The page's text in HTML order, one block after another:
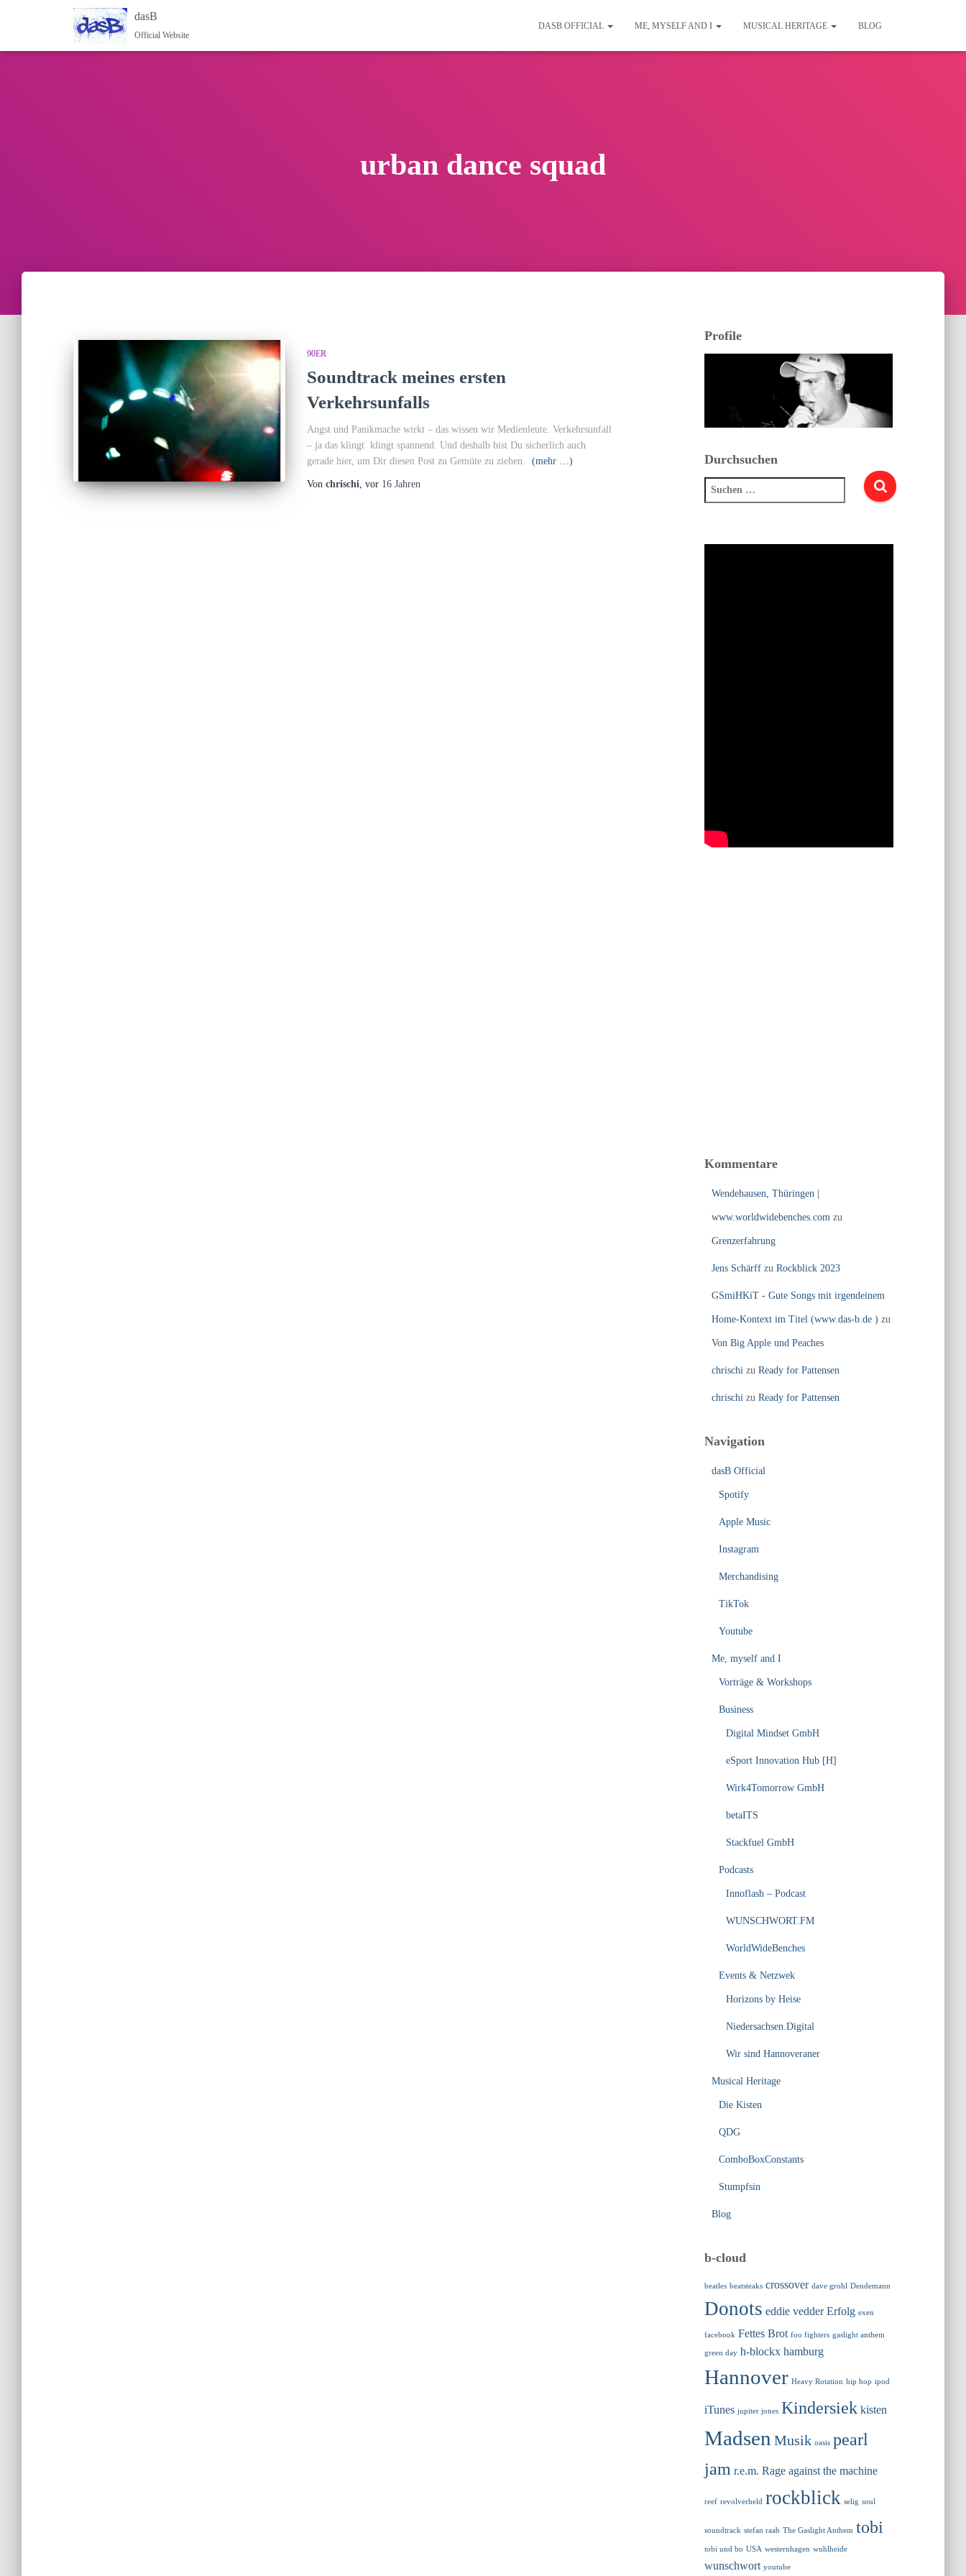
dasB
Official Website
DASB OFFICIAL ME, MYSELF AND I MUSICAL HERITAGE BLOG
urban dance squad
90ER
Soundtrack meines ersten
Verkehrsunfalls
Angst und Panikmache wirkt – das wissen wir Medienleute. Verkehrsunfall
– ja das klingt klingt spannend. Und deshalb bist Du sicherlich auch
gerade hier, um Dir diesen Post zu Gemüte zu ziehen.
(mehr …)
Von chrischi, vor 16 Jahren
Profile
Durchsuchen
Suchen
nach:
Kommentare
Wendehausen, Thüringen |
www.worldwidebenches.com zu
Grenzerfahrung
Jens Schärffzu Rockblick 2023
GSmiHKiT - Gute Songs mit irgendeinem
Home-Kontext im Titel (www.das-b.de ) zu
Von Big Apple und Peaches
chrischi zu Ready for Pattensen
chrischi zu Ready for Pattensen
Navigation
dasB Official
Spotify
Apple Music
Instagram
Merchandising
TikTok
Youtube
Me, myself and I
Vorträge & Workshops
Business
Digital Mindset GmbH
eSport Innovation Hub [H]
Wirk4Tomorrow GmbH
betaITS
Stackfuel GmbH
Podcasts
Innoflash – Podcast
WUNSCHWORT.FM
WorldWideBenches
Events & Netzwek
Horizons by Heise
Niedersachsen.Digital
Wir sind Hannoveraner
Musical Heritage
Die Kisten
QDG
ComboBoxConstants
Stumpfsin
Blog
b-cloud
beatles beatsteaks crossover dave grohl Dendemann
Donots eddie vedder Erfolg exen
facebook Fettes Brot foo fighters gaslight anthem
green day h-blockx hamburg
Hannover Heavy Rotation hip hop ipod
iTunes jupiter jones Kindersiek kisten
Madsen Musik oasis pearl
jam r.e.m. Rage against the machine
reef revolverheld rockblick selig soul
soundtrack stefan raab The Gaslight Anthem tobi
tobi und bo USA westernhagen wuhlheide
wunschwort youtube